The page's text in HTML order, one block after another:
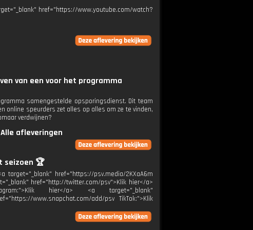
href="https://www.youtube.com/watch?
van een voor het programma
samengestelde opsporingsdienst. Dit team
online speurders zet alles op alles om ze te vinden,
verdwijnen?
Alle afleveringen
seizoen 🏆
target="_blank" href="https://psv.media/2KXaA6m
href="http://twitter.com/psv">Klik hier</a>
hier</a> <a target="_blank"
www.snapchat.com/add/psv TikTok:">Klik